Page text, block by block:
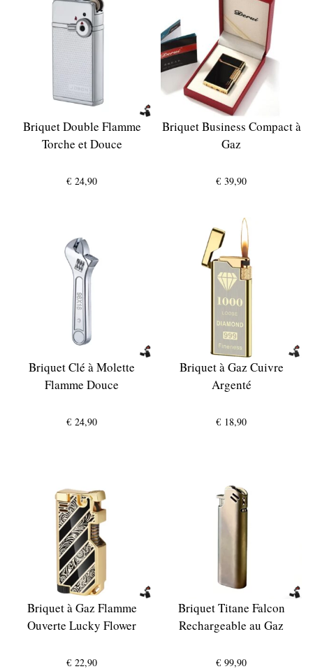
Briquet Double Flamme
Torche et Douce
€ 24,90
Briquet Business Compact à
Gaz
€ 39,90
Briquet Clé à Molette
Flamme Douce
€ 24,90
Briquet à Gaz Cuivre
Argenté
€ 18,90
Briquet à Gaz Flamme
Ouverte Lucky Flower
€ 22,90
Briquet Titane Falcon
Rechargeable au Gaz
€ 99,90